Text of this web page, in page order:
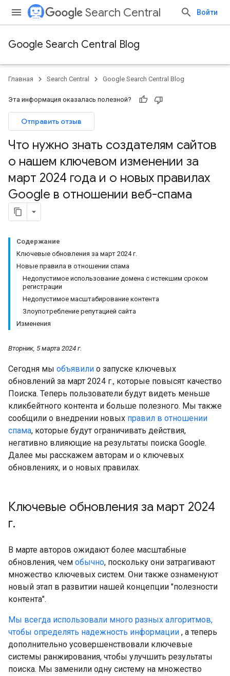
Search Central Войти
Google Search Central Blog
Главная Search Central Google Search Central Blog
Эта информация оказалась полезной?
Отправить отзыв
Что нужно знать создателям сайтов
о нашем ключевом изменении за
март 2024 года и о новых правилах
Google в отношении веб-спама
Содержание
Ключевые обновления за март 2024 г.
Новые правила в отношении спама
Недопустимое использование домена с истекшим сроком
регистрации
Недопустимое масштабирование контента
Злоупотребление репутацией сайта
Изменения
Вторник, 5 марта 2024 г.
Сегодня мы объявили о запуске ключевых
обновлений за март 2024 г., которые повысят качество
Поиска. Теперь пользователи будут видеть меньше
кликбейтного контента и больше полезного. Мы также
сообщили о внедрении новых правил в отношении
спама, которые будут ограничивать действия,
негативно влияющие на результаты поиска Google.
Далее мы расскажем авторам и о ключевых
обновлениях, и о новых правилах.
Ключевые обновления за март 2024
г.
В марте авторов ожидают более масштабные
обновления, чем обычно, поскольку они затрагивают
множество ключевых систем. Они также ознаменуют
новый этап в развитии нашей концепции "полезности
контента".
Мы всегда использовали много разных алгоритмов,
чтобы определять надежность информации , а теперь
дополнительно усовершенствовали ключевые
системы ранжирования, чтобы улучшить результаты
поиска. Мы заменили одну систему на множество